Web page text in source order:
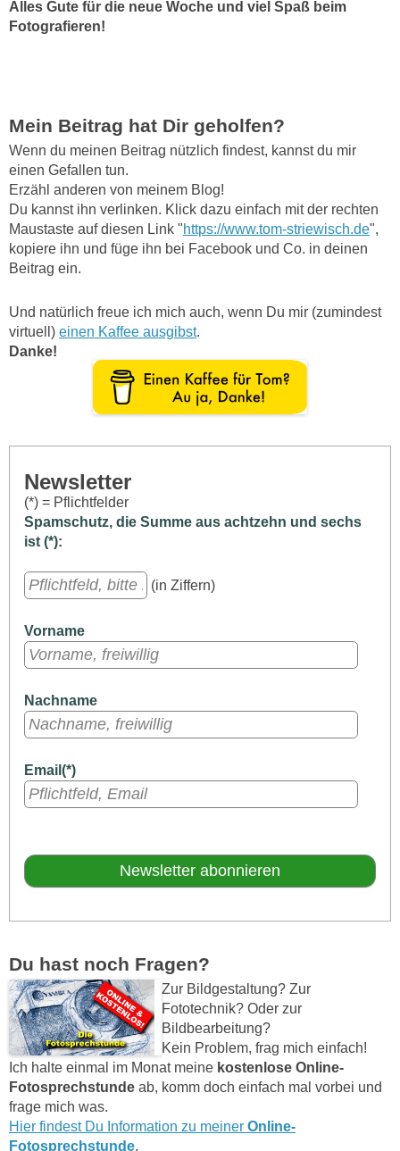
Alles Gute für die neue Woche und viel Spaß beim
Fotografieren!
Mein Beitrag hat Dir geholfen?
Wenn du meinen Beitrag nützlich findest, kannst du mir
einen Gefallen tun.
Erzähl anderen von meinem Blog!
Du kannst ihn verlinken. Klick dazu einfach mit der rechten
Maustaste auf diesen Link "https://www.tom-striewisch.de",
kopiere ihn und füge ihn bei Facebook und Co. in deinen
Beitrag ein.
Und natürlich freue ich mich auch, wenn Du mir (zumindest
virtuell) einen Kaffee ausgibst.
Danke!
Newsletter
(*) = Pflichtfelder
Spamschutz, die Summe aus achtzehn und sechs
ist (*):
(in Ziffern)
Vorname
Nachname
Email(*)
Du hast noch Fragen?
Zur Bildgestaltung? Zur
Fototechnik? Oder zur
Bildbearbeitung?
Kein Problem, frag mich einfach!
Ich halte einmal im Monat meine kostenlose Online-
Fotosprechstunde ab, komm doch einfach mal vorbei und
frage mich was.
Hier findest Du Information zu meiner Online-
Fotosprechstunde.